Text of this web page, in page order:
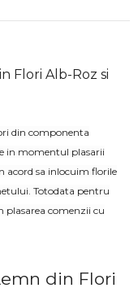
Flori Alb-Roz si
din componenta
in momentul plasarii
acord sa inlocuim florile
Totodata pentru
comenzii cu
din Flori